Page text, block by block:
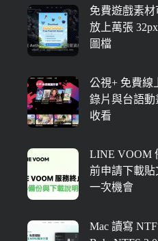
免費遊戲素材
放上萬張
圖檔
公視+ 免費線
錄片與台語
收看
LINE VOOM
前申請下載
一次機會
Mac 讀寫